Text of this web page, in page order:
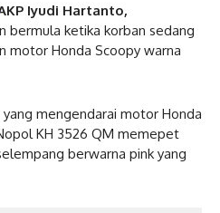
Iyudi Hartanto,
bermula ketika korban sedang
motor Honda Scoopy warna
mengendarai motor Honda
KH 3526 QM memepet
berwarna pink yang